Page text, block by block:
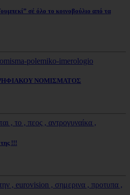
σέ όλο το κοινοβούλιο από τα
ΝΟΜΙΣΜΑΤΟΣ
!!!